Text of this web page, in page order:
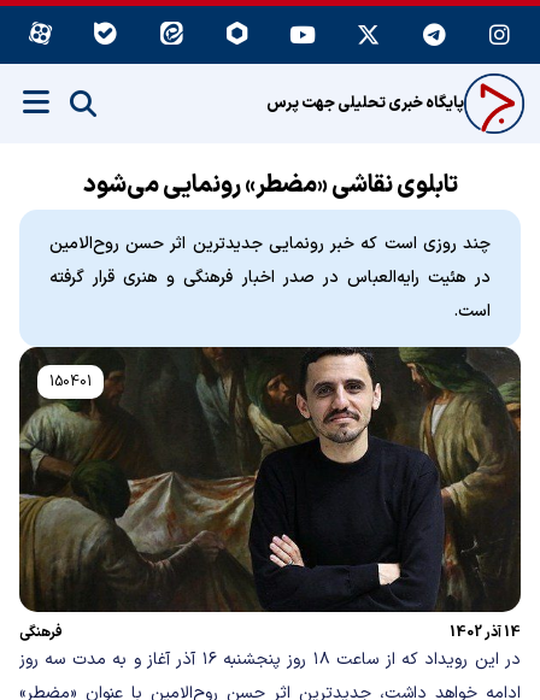
پایگاه خبری تحلیلی جهت پرس
تابلوی نقاشی «مضطر» رونمایی می‌شود
چند روزی است که خبر رونمایی جدیدترین اثر حسن روح‌الامین
در هئیت رایه‌العباس در صدر اخبار فرهنگی و هنری قرار گرفته
است.
150401
14 آذر 1402 فرهنگی
در این رویداد که از ساعت ۱۸ روز پنجشنبه ۱۶ آذر آغاز و به مدت سه روز
ادامه خواهد داشت، جدیدترین اثر حسن روح‌الامین با عنوان «مضطر»